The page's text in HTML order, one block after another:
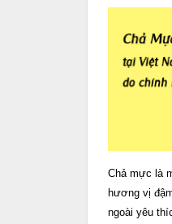
Chả mực là
hương vị
ngoài yêu